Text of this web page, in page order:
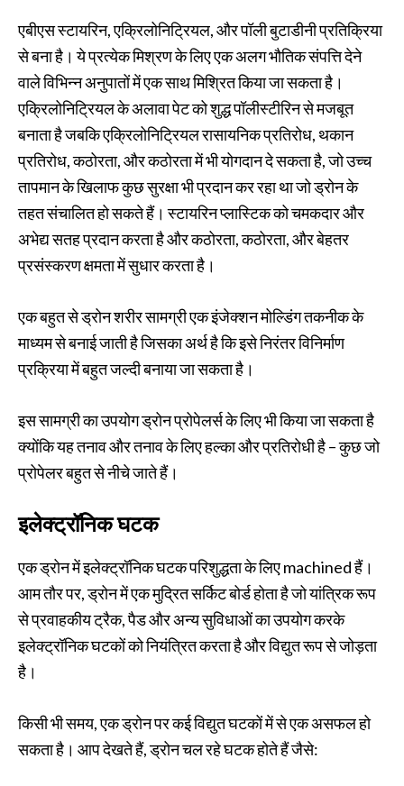
एबीएस स्टायरिन, एक्रिलोनिट्रियल, और पॉली बुटाडीनी प्रतिक्रिया
से बना है। ये प्रत्येक मिश्रण के लिए एक अलग भौतिक संपत्ति देने
वाले विभिन्न अनुपातों में एक साथ मिश्रित किया जा सकता है।
एक्रिलोनिट्रियल के अलावा पेट को शुद्ध पॉलीस्टीरिन से मजबूत
बनाता है जबकि एक्रिलोनिट्रियल रासायनिक प्रतिरोध, थकान
प्रतिरोध, कठोरता, और कठोरता में भी योगदान दे सकता है, जो उच्च
तापमान के खिलाफ कुछ सुरक्षा भी प्रदान कर रहा था जो ड्रोन के
तहत संचालित हो सकते हैं। स्टायरिन प्लास्टिक को चमकदार और
अभेद्य सतह प्रदान करता है और कठोरता, कठोरता, और बेहतर
प्रसंस्करण क्षमता में सुधार करता है।
एक बहुत से ड्रोन शरीर सामग्री एक इंजेक्शन मोल्डिंग तकनीक के
माध्यम से बनाई जाती है जिसका अर्थ है कि इसे निरंतर विनिर्माण
प्रक्रिया में बहुत जल्दी बनाया जा सकता है।
इस सामग्री का उपयोग ड्रोन प्रोपेलर्स के लिए भी किया जा सकता है
क्योंकि यह तनाव और तनाव के लिए हल्का और प्रतिरोधी है – कुछ जो
प्रोपेलर बहुत से नीचे जाते हैं।
इलेक्ट्रॉनिक घटक
एक ड्रोन में इलेक्ट्रॉनिक घटक परिशुद्धता के लिए machined हैं।
आम तौर पर, ड्रोन में एक मुद्रित सर्किट बोर्ड होता है जो यांत्रिक रूप
से प्रवाहकीय ट्रैक, पैड और अन्य सुविधाओं का उपयोग करके
इलेक्ट्रॉनिक घटकों को नियंत्रित करता है और विद्युत रूप से जोड़ता
है।
किसी भी समय, एक ड्रोन पर कई विद्युत घटकों में से एक असफल हो
सकता है। आप देखते हैं, ड्रोन चल रहे घटक होते हैं जैसे: